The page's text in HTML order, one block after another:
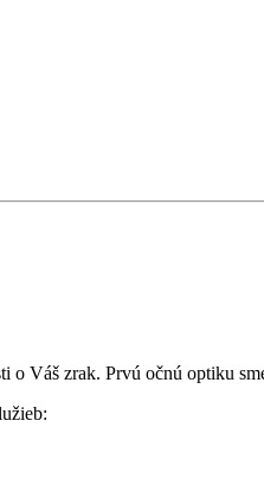
o Váš zrak. Prvú očnú optiku